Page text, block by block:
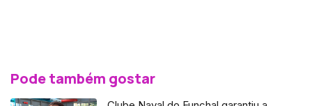
Pode também gostar